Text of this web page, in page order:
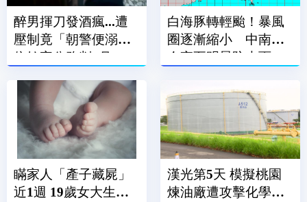
醉男揮刀發酒瘋...遭
壓制竟「朝警便溺」
依妨害公務判2月
白海豚轉輕颱！暴風
圈逐漸縮小 中南部
今夜至明晨防大雨
瞞家人「產子藏屍」
近1週 19歲女大生涉
漢光第5天 模擬桃園
煉油廠遭攻擊化學兵